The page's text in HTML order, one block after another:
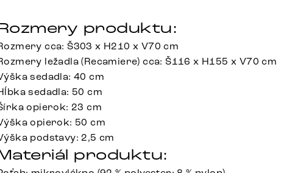
produktu:
cca: Š303 x H210 x V70 cm
ležadla (Recamiere) cca: Š116 x H155 x V70 cm
sedadla: 40 cm
sedadla: 50 cm
opierok: 23 cm
opierok: 50 cm
podstavy: 2,5 cm
produktu: